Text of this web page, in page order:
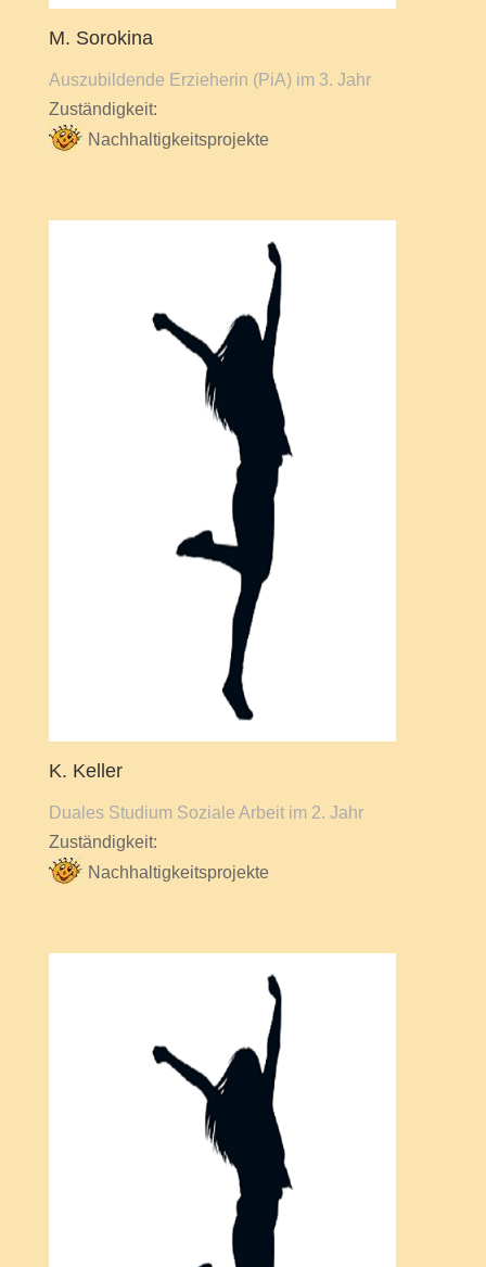
M. Sorokina
Auszubildende Erzieherin (PiA) im 3. Jahr
Zuständigkeit:
Nachhaltigkeitsprojekte
K. Keller
Duales Studium Soziale Arbeit im 2. Jahr
Zuständigkeit:
Nachhaltigkeitsprojekte